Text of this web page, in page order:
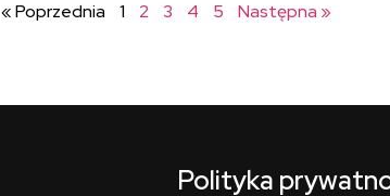
« Poprzednia 1 2 3 4 5 Następna »
Polityka